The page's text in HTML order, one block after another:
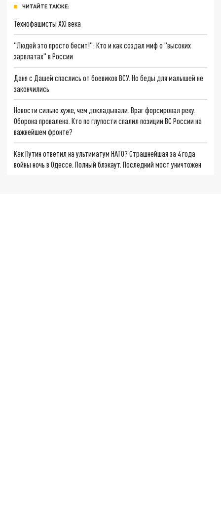
ЧИТАЙТЕ ТАКЖЕ:
Технофашисты XXI века
"Людей это просто бесит!": Кто и как создал миф о "высоких
зарплатах" в России
Даня с Дашей спаслись от боевиков ВСУ. Но беды для малышей не
закончились
Новости сильно хуже, чем докладывали. Враг форсировал реку.
Оборона провалена. Кто по глупости спалил позиции ВС России на
важнейшем фронте?
Как Путин ответил на ультиматум НАТО? Страшнейшая за 4 года
войны ночь в Одессе. Полный блэкаут. Последний мост уничтожен